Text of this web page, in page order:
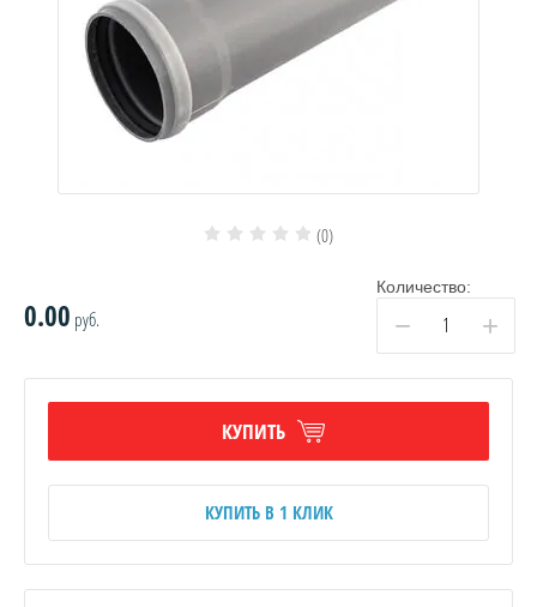
(0)
0.00 руб.
Количество:
− +
КУПИТЬ
КУПИТЬ В 1 КЛИК